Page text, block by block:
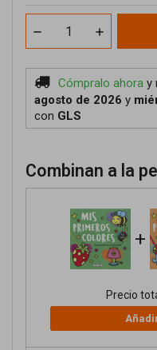
Cómpralo ahora y
agosto de 2026 y
con GLS
Combinan a la
+
Precio